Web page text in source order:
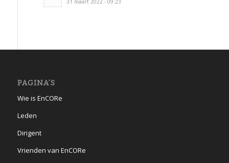
31 maart 2022 - 09:23
PAGINA’S
Wie is EnCORe
Leden
Dirigent
Vrienden van EnCORe